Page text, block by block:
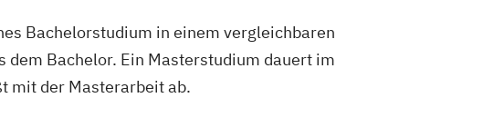
Bachelorstudium in einem vergleichbaren
dem Bachelor. Ein Masterstudium dauert im
mit der Masterarbeit ab.